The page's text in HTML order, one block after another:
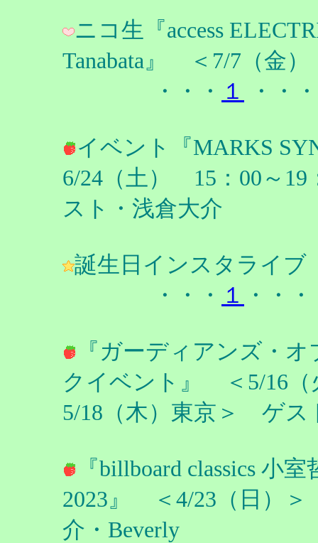
ニコ生『access
Tanabata』 ＜7/7（金
・・・ １ ・・・
イベント『MARKS
6/24（土） 15：00～
スト・浅倉大介
誕生日インスタライ
・・・ １ ・・・
『ガーディアンズ・
クイベント』 ＜5/16（
5/18（木）東京＞ ゲス
『billboard classics 小
2023』 ＜4/23（日）
介・Beverly